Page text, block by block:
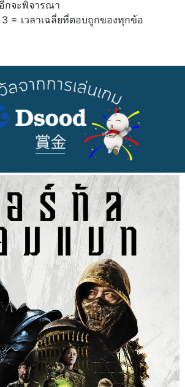
กจะพิจารณา
= เวลาเฉลี่ยที่ตอบถูกของทุกข้อ